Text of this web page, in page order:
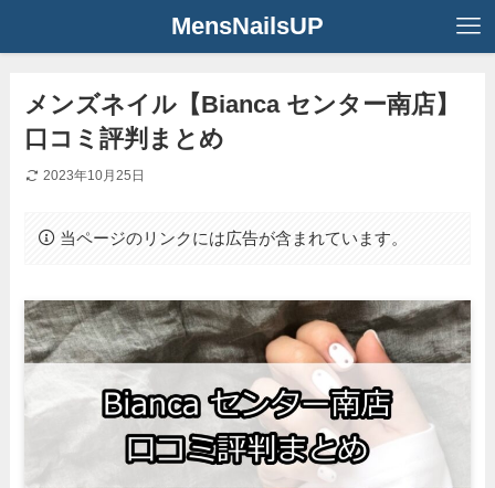
MensNailsUP
メンズネイル【Bianca センター南店】
口コミ評判まとめ
2023年10月25日
当ページのリンクには広告が含まれています。